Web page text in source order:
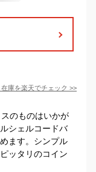
庫を楽天でチェック >>
のものはいかが
シェルコードバ
ます。シンプル
ッタリのコイン